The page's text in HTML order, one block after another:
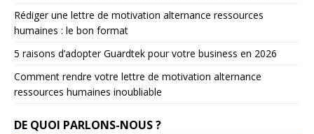
Rédiger une lettre de motivation alternance ressources
humaines : le bon format
5 raisons d’adopter Guardtek pour votre business en 2026
Comment rendre votre lettre de motivation alternance
ressources humaines inoubliable
DE QUOI PARLONS-NOUS ?